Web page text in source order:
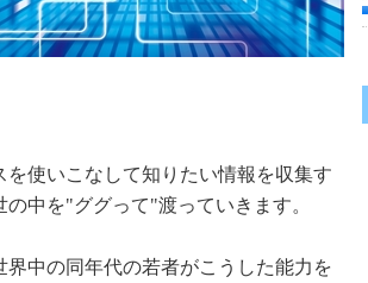
使いこなして知りたい情報を収集す
中を"ググって"渡っていきます。
中の同年代の若者がこうした能力を